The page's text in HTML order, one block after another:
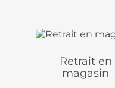
Retrait en
magasin